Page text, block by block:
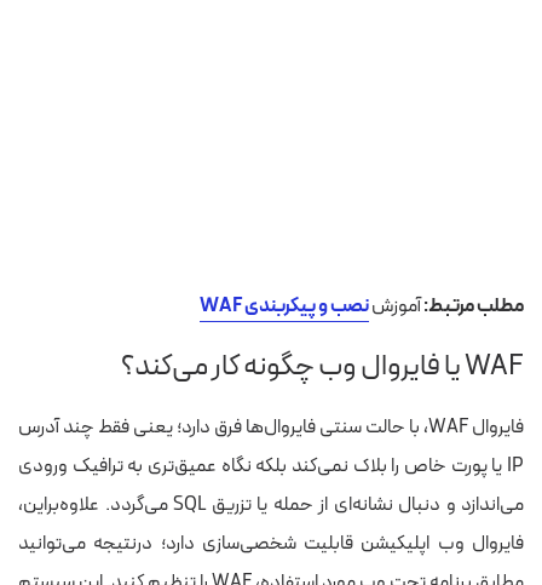
مطلب مرتبط:آموزشنصب و پیکربندی WAF
WAF یا فایروال وب چگونه کار می‌کند؟
فایروال WAF، با حالت سنتی فایروال‌ها فرق دارد؛یعنیفقط چند آدرس
IP یا پورت خاص را بلاک نمی‌کند بلکه نگاه عمیق‌تری به ترافیک ورودی
می‌اندازد و دنبال نشانه‌ای از حمله یا تزریق SQL می‌گردد.
علاوه‌براین،
فایروال وب اپلیکیشن قابلیت شخصی‌سازی دارد؛ درنتیجه می‌توانید